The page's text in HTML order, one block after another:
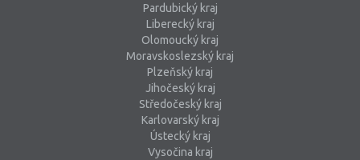
Pardubický kraj
Liberecký kraj
Olomoucký kraj
Moravskoslezský kraj
Plzeňský kraj
Jihočeský kraj
Středočeský kraj
Karlovarský kraj
Ústecký kraj
Vysočina kraj